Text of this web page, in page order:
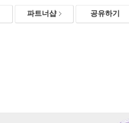
파트너샵 공유하기